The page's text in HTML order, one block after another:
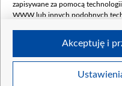
Dofinansowanie
4 sierpnia 250 mln
zapisywane za pomocą
WWW lub innych podobnych
Twoje dane osobowe zbierane
Akceptuję i